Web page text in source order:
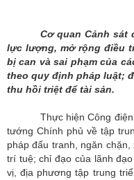
Cơ quan Cảnh sát
lực lượng, mở rộng điều
bị can và sai phạm của
theo quy định pháp luật;
thu hồi triệt để tài sản.
Thực hiện Công
tướng Chính phủ về tập
pháp đấu tranh, ngăn
trí tuệ; chỉ đạo của lãnh
vị, địa phương tập trung